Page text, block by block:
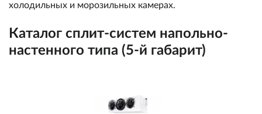
холодильных и морозильных камерах.
Каталог сплит-систем напольно-
настенного типа (5-й габарит)